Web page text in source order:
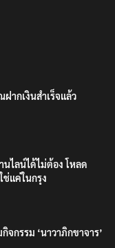
ากเงินสำเร็จแล้ว
นไลน์ได้ไม่ต้อง โหลด
ช่แค่ในกรุง
กรรม ‘นาวาภิกขาจาร’